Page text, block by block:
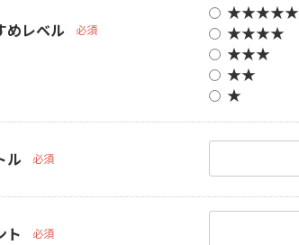
めレベル 必須
★★★★★
★★★★
★★★
★★
★
ル 必須
ト 必須